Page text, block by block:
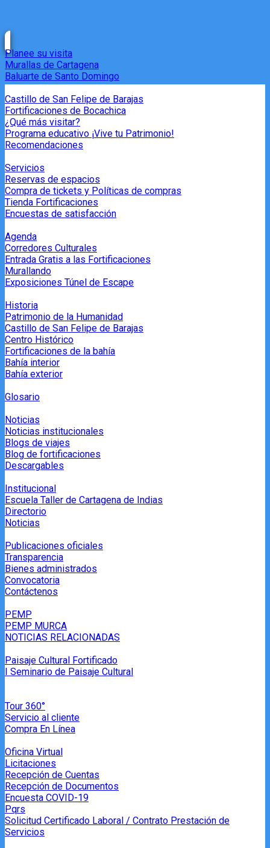
Planee su visita
Murallas de Cartagena
Baluarte de Santo Domingo
Castillo de San Felipe de Barajas
Fortificaciones de Bocachica
¿Qué más visitar?
Programa educativo ¡Vive tu Patrimonio!
Recomendaciones
Servicios
Reservas de espacios
Compra de tickets y Políticas de compras
Tienda Fortificaciones
Encuestas de satisfacción
Agenda
Corredores Culturales
Entrada Gratis a las Fortificaciones
Murallando
Exposiciones Túnel de Escape
Historia
Patrimonio de la Humanidad
Castillo de San Felipe de Barajas
Centro Histórico
Fortificaciones de la bahía
Bahía interior
Bahía exterior
Glosario
Noticias
Noticias institucionales
Blogs de viajes
Blog de fortificaciones
Descargables
Institucional
Escuela Taller de Cartagena de Indias
Directorio
Noticias
Publicaciones oficiales
Transparencia
Bienes administrados
Convocatoria
Contáctenos
PEMP
PEMP MURCA
NOTICIAS RELACIONADAS
Paisaje Cultural Fortificado
I Seminario de Paisaje Cultural
Tour 360°
Servicio al cliente
Compra En Línea
Oficina Virtual
Licitaciones
Recepción de Cuentas
Recepción de Documentos
Encuesta COVID-19
Pqrs
Solicitud Certificado Laboral / Contrato Prestación de
Servicios